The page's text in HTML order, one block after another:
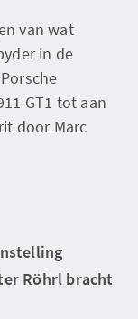
van wat
in de
GT1 tot aan
door Marc
Röhrl bracht